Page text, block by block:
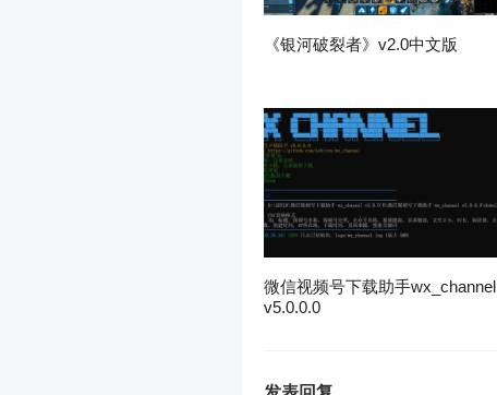
《银河破裂者》v2.0中文版
微信视频号下载助手wx_channel
v5.0.0.0